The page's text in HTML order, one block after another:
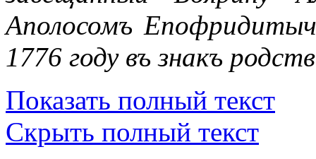
Аполосомъ
1776 году въ знакъ
Показать полный текст
Скрыть полный текст